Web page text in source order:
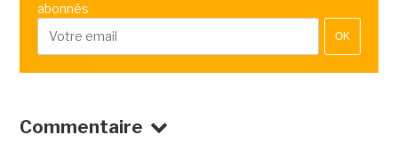
abonnés
OK
Commentaire